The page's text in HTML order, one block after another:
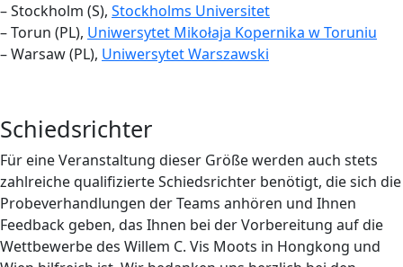
– Stockholm (S), Stockholms Universitet
– Torun (PL), Uniwersytet Mikołaja Kopernika w Toruniu
– Warsaw (PL), Uniwersytet Warszawski
Schiedsrichter
Für eine Veranstaltung dieser Größe werden auch stets
zahlreiche qualifizierte Schiedsrichter benötigt, die sich die
Probeverhandlungen der Teams anhören und Ihnen
Feedback geben, das Ihnen bei der Vorbereitung auf die
Wettbewerbe des Willem C. Vis Moots in Hongkong und